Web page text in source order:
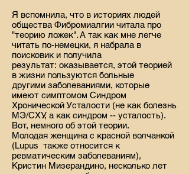
Я вспомнила, что в историях людей
общества Фибромиалгии читала про
"теорию ложек". А так как мне легче
читать по-немецки, я набрала в
поисковик и получила
результат: оказывается, этой теорией
в жизни пользуются больные
другими заболеваниями, которые
имеют симптомом Синдром
Хронической Усталости (не как болезнь
МЭ/СХУ, а как синдром -- усталость).
Вот, немного об этой теории.
Молодая женщина с красной волчанкой
(Lupus также относится к
ревматическим заболеваниям),
Кристин Мизерандино, несколько лет